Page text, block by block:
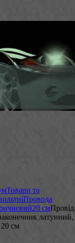
Товари та
Провода
20 смПровід
латунний,
см